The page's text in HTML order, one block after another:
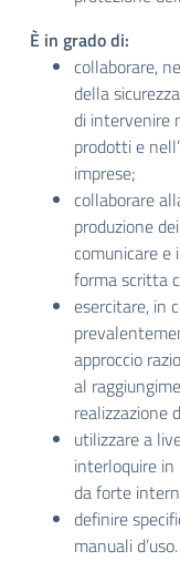
È in grado di:
collaborare,
della
di intervenire
prodotti e
imprese;
collaborare
produzione
comunicare
forma scritta
esercitare, in
approccio
al
realizzazione
utilizzare a
interloquire
da forte
definire
manuali d’uso.